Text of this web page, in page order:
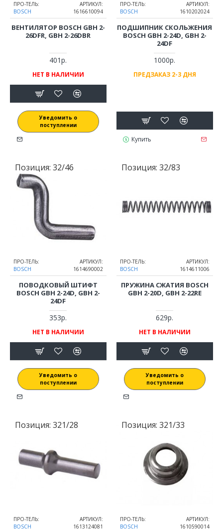
ПРО-ТЕЛЬ:
BOSCH
АРТИКУЛ:
1616610094
ВЕНТИЛЯТОР BOSCH GBH 2-
26DFR, GBH 2-26DBR
401р.
НЕТ В НАЛИЧИИ
Уведомить о
поступлении
ПРО-ТЕЛЬ:
BOSCH
АРТИКУЛ:
1610202024
ПОДШИПНИК СКОЛЬЖЕНИЯ
BOSCH GBH 2-24D, GBH 2-
24DF
1000р.
ПРЕДЗАКАЗ 2-3 ДНЯ
Купить
Позиция: 32/46
ПРО-ТЕЛЬ:
BOSCH
АРТИКУЛ:
1614690002
ПОВОДКОВЫЙ ШТИФТ
BOSCH GBH 2-24D, GBH 2-
24DF
353р.
НЕТ В НАЛИЧИИ
Уведомить о
поступлении
Позиция: 32/83
ПРО-ТЕЛЬ:
BOSCH
АРТИКУЛ:
1614611006
ПРУЖИНА СЖАТИЯ BOSCH
GBH 2-20D, GBH 2-22RE
629р.
НЕТ В НАЛИЧИИ
Уведомить о
поступлении
Позиция: 321/28
ПРО-ТЕЛЬ:
BOSCH
АРТИКУЛ:
1613124081
Позиция: 321/33
ПРО-ТЕЛЬ:
BOSCH
АРТИКУЛ:
1610590014